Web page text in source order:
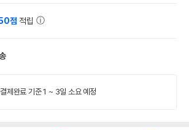
점 적립
결제완료 기준 1 ~ 3일 소요 예정